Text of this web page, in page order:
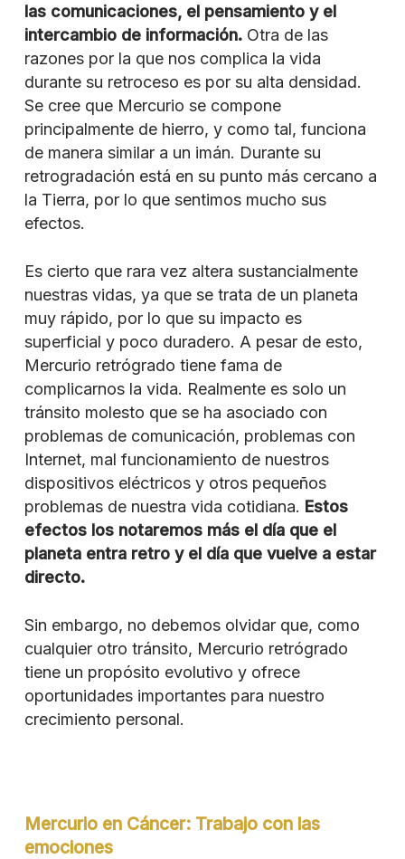
las comunicaciones, el pensamiento y el
intercambio de información.Otra de las
razones por la que nos complica la vida
durante su retroceso es por su alta densidad.
Se cree que Mercurio se compone
principalmente de hierro, y como tal, funciona
de manera similar a un imán. Durante su
retrogradación está en su punto más cercano a
la Tierra, por lo que sentimos mucho sus
efectos.
Es cierto que rara vez altera sustancialmente
nuestras vidas, ya que se trata de un planeta
muy rápido, por lo que su impacto es
superficial y poco duradero. A pesar de esto,
Mercurio retrógrado tiene fama de
complicarnos la vida. Realmente es solo un
tránsito molesto que se ha asociado con
problemas de comunicación, problemas con
Internet, mal funcionamiento de nuestros
dispositivos eléctricos y otros pequeños
problemas de nuestra vida cotidiana. Estos
efectos los notaremos más el día que el
planeta entra retro y el día que vuelve a estar
directo.
Sin embargo, no debemos olvidar que, como
cualquier otro tránsito, Mercurio retrógrado
tiene un propósito evolutivo y ofrece
oportunidades importantes para nuestro
crecimiento personal.
Mercurio en Cáncer: Trabajo con las
emociones